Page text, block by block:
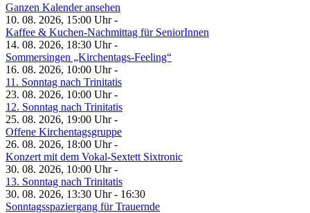
Ganzen Kalender ansehen
10. 08. 2026, 15:00 Uhr -
Kaffee & Kuchen-Nachmittag für SeniorInnen
14. 08. 2026, 18:30 Uhr -
Sommersingen „Kirchentags-Feeling“
16. 08. 2026, 10:00 Uhr -
11. Sonntag nach Trinitatis
23. 08. 2026, 10:00 Uhr -
12. Sonntag nach Trinitatis
25. 08. 2026, 19:00 Uhr -
Offene Kirchentagsgruppe
26. 08. 2026, 18:00 Uhr -
Konzert mit dem Vokal-Sextett Sixtronic
30. 08. 2026, 10:00 Uhr -
13. Sonntag nach Trinitatis
30. 08. 2026, 13:30 Uhr - 16:30
Sonntagsspaziergang für Trauernde